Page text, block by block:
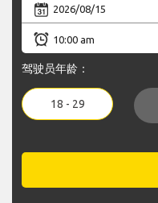
驾驶员年龄：
18 - 29